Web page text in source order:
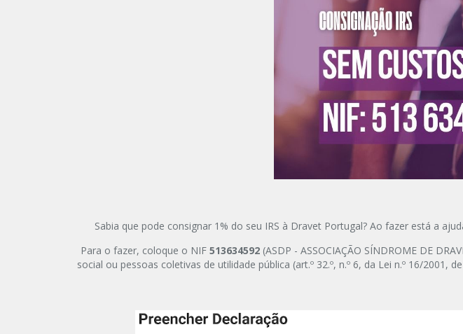
Sabia que pode consignar 1% do seu IRS à Dravet Portugal? Ao fazer está a
Para o fazer, coloque o NIF 513634592 (ASDP - ASSOCIAÇÃO SÍNDROME DE
social ou pessoas coletivas de utilidade pública (art.º 32.º, n.º 6, da Lei n.º 16/2001,